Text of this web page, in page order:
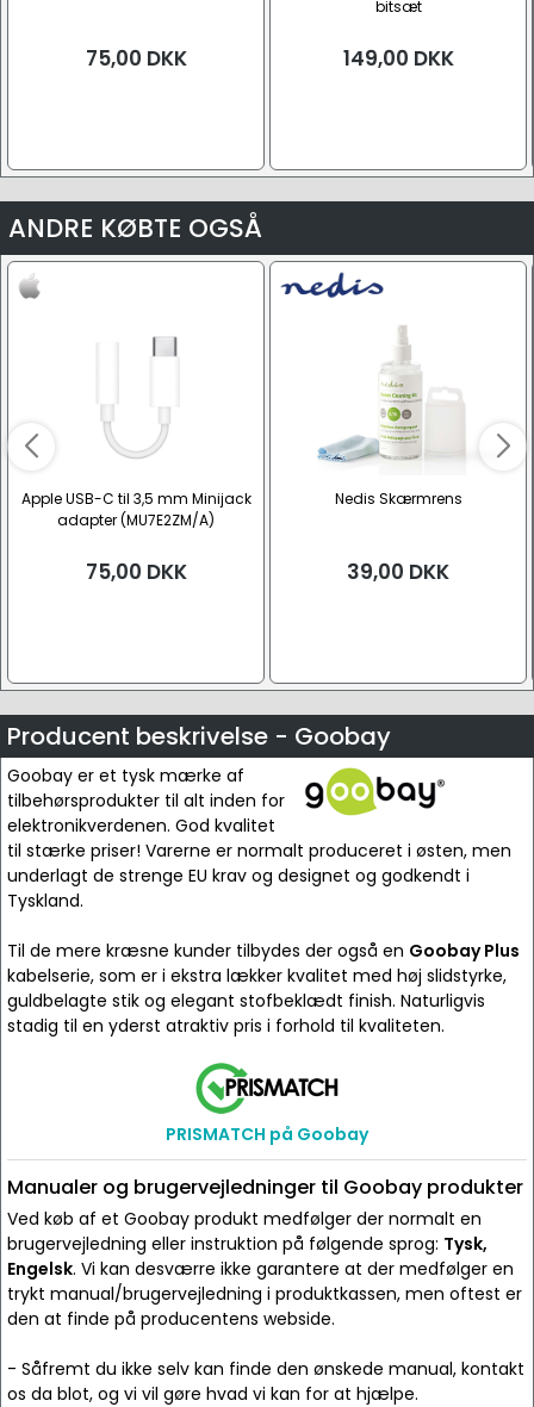
75,00 DKK
bitsæt
149,00 DKK
ANDRE KØBTE OGSÅ
Apple USB-C til 3,5 mm Minijack
adapter (MU7E2ZM/A)
75,00 DKK
Nedis Skærmrens
39,00 DKK
Producent beskrivelse - Goobay
Goobay er et tysk mærke af
tilbehørsprodukter til alt inden for
elektronikverdenen. God kvalitet
til stærke priser! Varerne er normalt produceret i østen, men
underlagt de strenge EU krav og designet og godkendt i
Tyskland.
Til de mere kræsne kunder tilbydes der også en Goobay Plus
kabelserie, som er i ekstra lækker kvalitet med høj slidstyrke,
guldbelagte stik og elegant stofbeklædt finish. Naturligvis
stadig til en yderst atraktiv pris i forhold til kvaliteten.
PRISMATCH på Goobay
Manualer og brugervejledninger til Goobay produkter
Ved køb af et Goobay produkt medfølger der normalt en
brugervejledning eller instruktion på følgende sprog: Tysk,
Engelsk. Vi kan desværre ikke garantere at der medfølger en
trykt manual/brugervejledning i produktkassen, men oftest er
den at finde på producentens webside.
- Såfremt du ikke selv kan finde den ønskede manual, kontakt
os da blot, og vi vil gøre hvad vi kan for at hjælpe.